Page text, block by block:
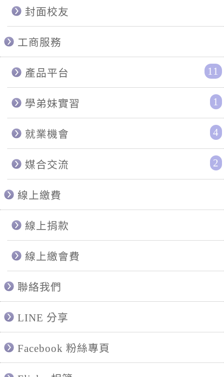
封面校友
工商服務
11
產品平台
1
學弟妹實習
4
就業機會
2
媒合交流
線上繳費
線上捐款
線上繳會費
聯絡我們
LINE 分享
Facebook 粉絲專頁